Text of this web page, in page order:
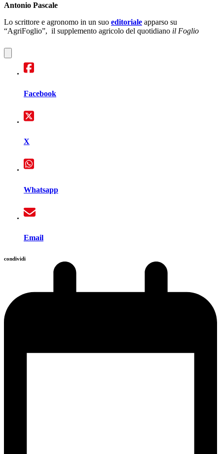
Antonio Pascale
Lo scrittore e agronomo in un suo editoriale apparso su
“AgriFoglio”, il supplemento agricolo del quotidiano il Foglio
Facebook
X
Whatsapp
Email
condividi